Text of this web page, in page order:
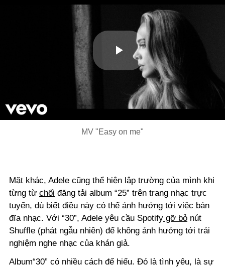
Play
Video
MV "Easy on me"
Mặt khác, Adele cũng thể hiện lập trường của mình khi
từng từ chối đăng tải album “25” trên trang nhạc trực
tuyến, dù biết điều này có thể ảnh hưởng tới việc bán
đĩa nhạc. Với “30”, Adele yêu cầu Spotify gỡ bỏ nút
Shuffle (phát ngẫu nhiên) để không ảnh hưởng tới trải
nghiệm nghe nhạc của khán giả.
Album“30” có nhiều cách để hiểu. Đó là tình yêu, là sự